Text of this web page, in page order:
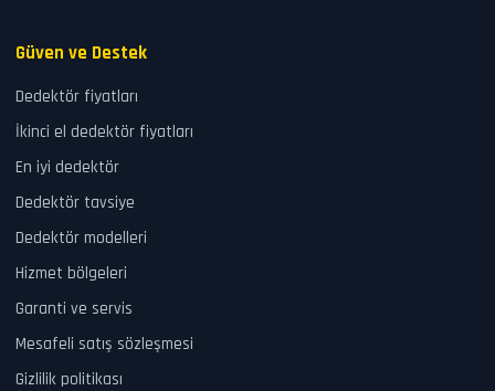
Güven ve Destek
Dedektör fiyatları
İkinci el dedektör fiyatları
En iyi dedektör
Dedektör tavsiye
Dedektör modelleri
Hizmet bölgeleri
Garanti ve servis
Mesafeli satış sözleşmesi
Gizlilik politikası